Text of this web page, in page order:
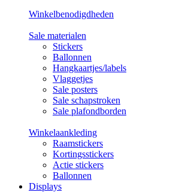
Winkelbenodigdheden
Sale materialen
Stickers
Ballonnen
Hangkaartjes/labels
Vlaggetjes
Sale posters
Sale schapstroken
Sale plafondborden
Winkelaankleding
Raamstickers
Kortingsstickers
Actie stickers
Ballonnen
Displays